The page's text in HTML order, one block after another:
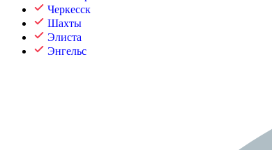
Черкесск
Шахты
Элиста
Энгельс